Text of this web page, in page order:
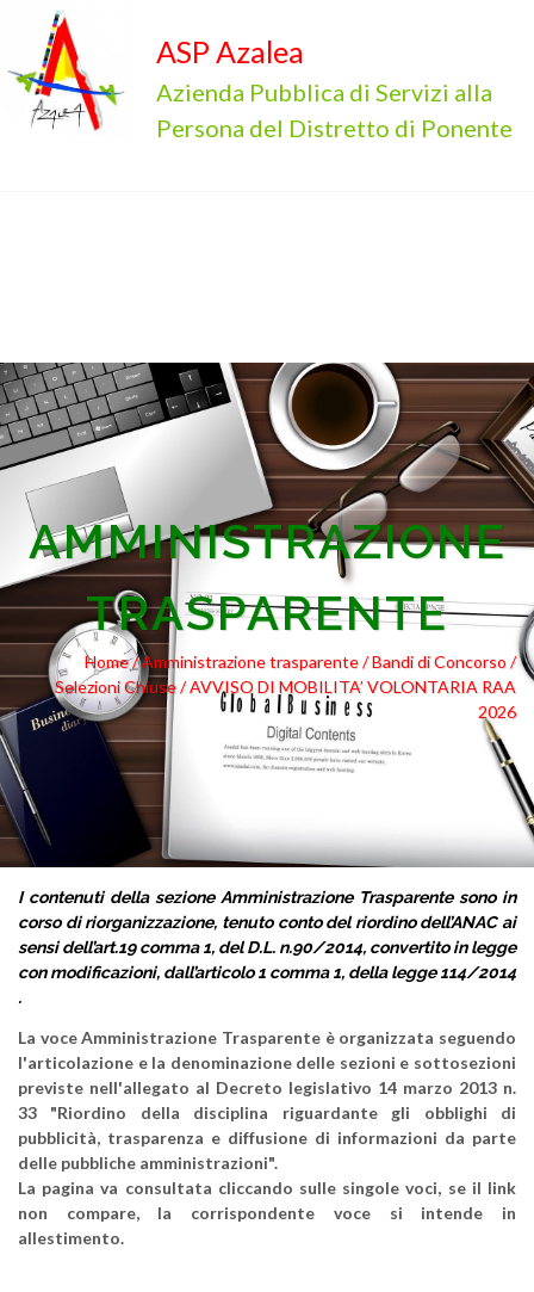
ASP Azalea
Azienda Pubblica di Servizi alla
Persona del Distretto di Ponente
AMMINISTRAZIONE
TRASPARENTE
Home /Amministrazione trasparente/ Bandi di Concorso/
Selezioni Chiuse/ AVVISO DI MOBILITA’ VOLONTARIA RAA
2026
I contenuti della sezione Amministrazione Trasparente sono in
corso di riorganizzazione, tenuto conto del riordino dell’ANAC ai
sensi dell’art.19 comma 1, del D.L. n.90/2014, convertito in legge
con modificazioni, dall’articolo 1 comma 1, della legge 114/2014
.
La voce Amministrazione Trasparente è organizzata seguendo
l'articolazione e la denominazione delle sezioni e sottosezioni
previste nell'allegato al Decreto legislativo 14 marzo 2013 n.
33 "Riordino della disciplina riguardante gli obblighi di
pubblicità, trasparenza e diffusione di informazioni da parte
delle pubbliche amministrazioni".
La pagina va consultata cliccando sulle singole voci, se il link
non compare, la corrispondente voce si intende in
allestimento.